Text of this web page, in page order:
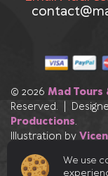
We use
© 2026 Mad Tours
Reserved. |
Productions.
Illustration by
edited by
Credits
Our